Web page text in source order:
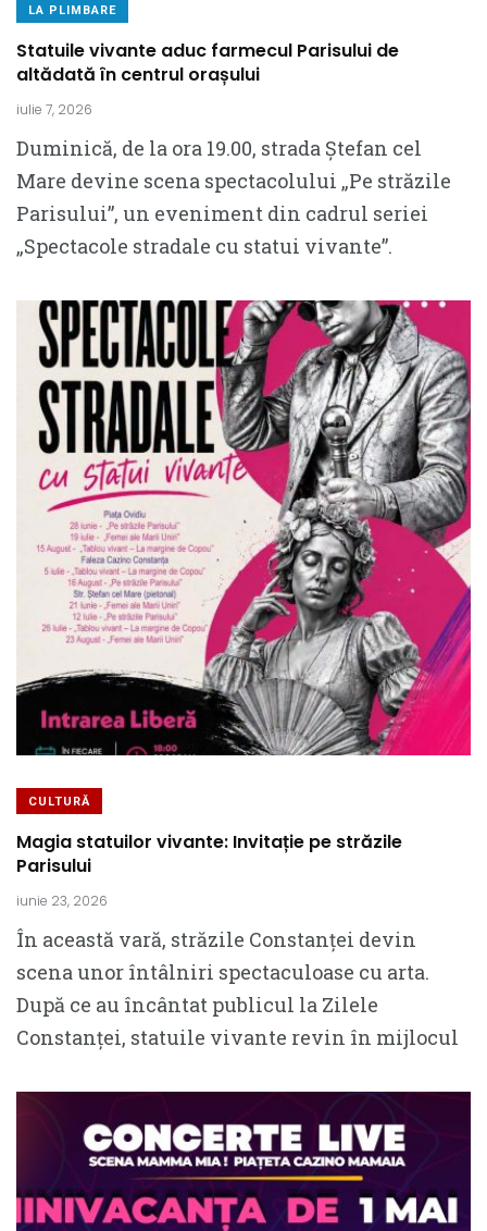
LA PLIMBARE
Statuile vivante aduc farmecul Parisului de
altădată în centrul orașului
iulie 7, 2026
Duminică, de la ora 19.00, strada Ștefan cel
Mare devine scena spectacolului „Pe străzile
Parisului”, un eveniment din cadrul seriei
„Spectacole stradale cu statui vivante”.
CULTURĂ
Magia statuilor vivante: Invitație pe străzile
Parisului
iunie 23, 2026
În această vară, străzile Constanței devin
scena unor întâlniri spectaculoase cu arta.
După ce au încântat publicul la Zilele
Constanței, statuile vivante revin în mijlocul